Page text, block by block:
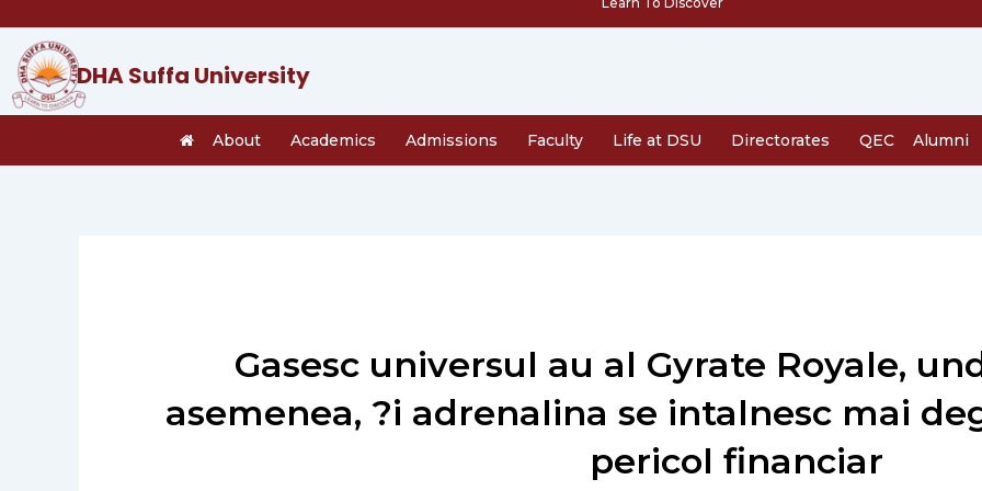
content
DHA Suffa University
About Academics Admissions Faculty Life at DSU Directorates QEC Alumni
Gasesc universul au al Gyrate Royale,
asemenea, ?i adrenalina se intalnesc mai
pericol financiar